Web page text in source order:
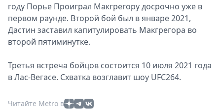
году Порье Проиграл Макгрегору досрочно уже в
первом раунде. Второй бой был в январе 2021,
Дастин заставил капитулировать Макгрегора во
второй пятиминутке.
Третья встреча бойцов состоится 10 июля 2021 года
в Лас-Вегасе. Схватка возглавит шоу UFC264.
Читайте Metro в